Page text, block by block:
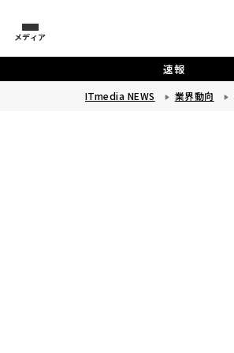
メディア
速報
ITmedia NEWS 業界動向